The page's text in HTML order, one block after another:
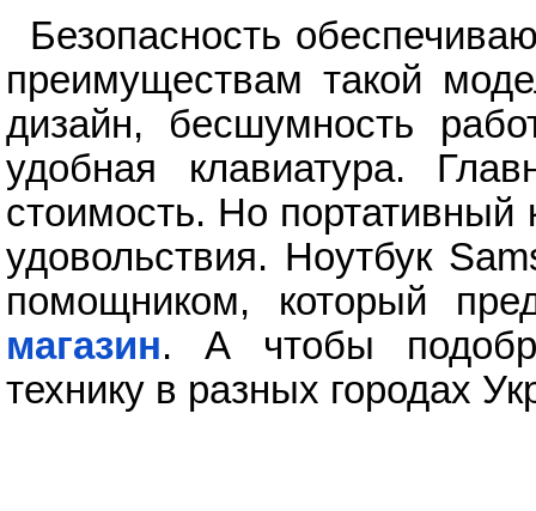
Безопасность
преимуществам такой
дизайн, бесшумность
удобная клавиатура.
стоимость. Но
удовольствия. Ноутбук
помощником, который
магазин. А чтобы
технику в разных городах